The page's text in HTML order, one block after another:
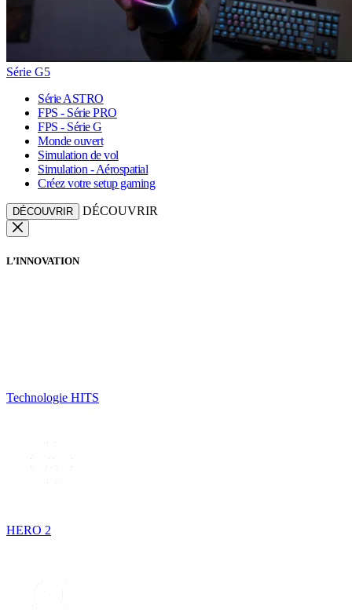
Série G5
Série ASTRO
FPS - Série PRO
FPS - Série G
Monde ouvert
Simulation de vol
Simulation - Aérospatial
Créez votre setup gaming
DÉCOUVRIR DÉCOUVRIR
L’INNOVATION
Technologie HITS
HERO 2